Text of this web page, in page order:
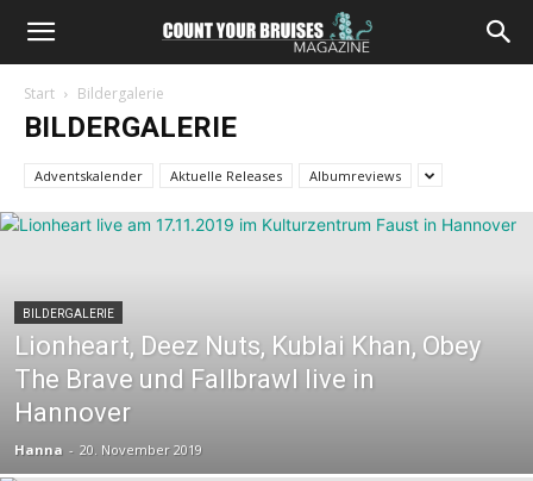
Start Bildergalerie
BILDERGALERIE
Adventskalender Aktuelle Releases Albumreviews
BILDERGALERIE
Lionheart, Deez Nuts, Kublai Khan, Obey
The Brave und Fallbrawl live in
Hannover
Hanna - 20. November 2019